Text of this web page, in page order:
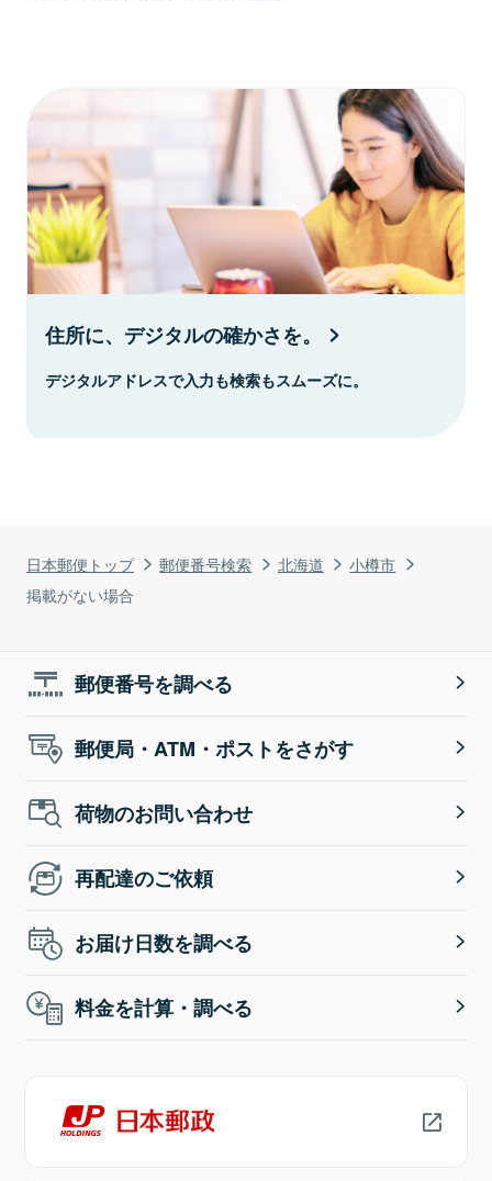
日本郵便トップ 郵便番号検索 北海道
小樽市
掲載がない場合
住所に、デジタルの確かさを。
デジタルアドレスで入力も検索もスムーズに。
郵便番号を調べる
郵便局・ATM・ポストをさがす
荷物のお問い合わせ
再配達のご依頼
お届け日数を調べる
料金を計算・調べる